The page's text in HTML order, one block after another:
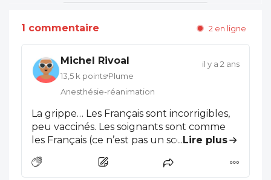
1 commentaire 2 en ligne
Michel Rivoal
13,5 k points Plume
Anesthésie-réanimation
il y a 2 ans
La grippe… Les Français sont incorrigibles,
peu vaccinés. Les soignants sont comme
les Français (ce n’est pas un scoop). Les
mais elles peuvent toujours se retrancher
... Lire plus